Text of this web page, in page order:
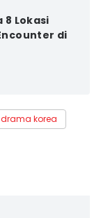
8 Lokasi
di
korea